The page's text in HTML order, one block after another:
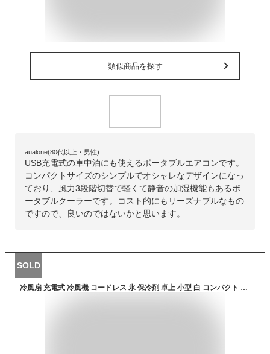
類似商品を探す
aualone(80代以上・男性)
USB充電式の車中泊にも使えるポータブルエアコンです。
コンパクトサイズのシンプルでオシャレなデザインになっ
ており、風力3段階切替で軽くて静音の加湿機能もあるポ
ータブルクーラーです。コスト的にもリーズナブルなもの
ですので、良いのではないかと思います。
SOLD
冷風扇 充電式 冷風機 コードレス 氷 保冷剤 卓上 小型 白 コンパクト USB ポータブルクーラー 小型クーラー 持ち運び 冷風扇風機 冷風 静音 おしゃれ ポータブルエアコン ミニクーラー オフィス おすすめ 卓上冷風扇 Qurra 暑さ対策